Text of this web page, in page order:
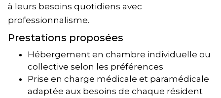
à leurs besoins quotidiens avec
professionnalisme.
Prestations proposées
Hébergement en chambre individuelle ou
collective selon les préférences
Prise en charge médicale et paramédicale
adaptée aux besoins de chaque résident